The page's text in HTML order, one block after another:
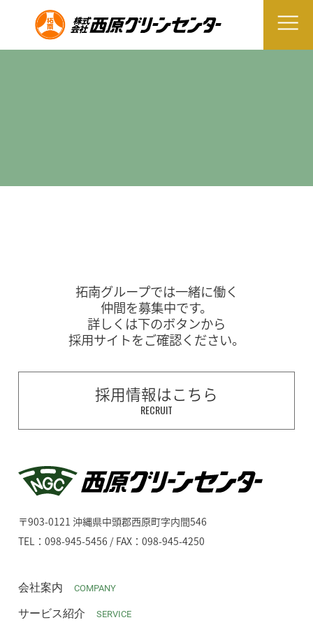
拓南グループでは一緒に働く
仲間を募集中です。
詳しくは下のボタンから
採用サイトをご確認ください。
採用情報はこちら
RECRUIT
〒903-0121 沖縄県中頭郡西原町字内間546
TEL：098-945-5456 / FAX：098-945-4250
会社案内 COMPANY
サービス紹介 SERVICE